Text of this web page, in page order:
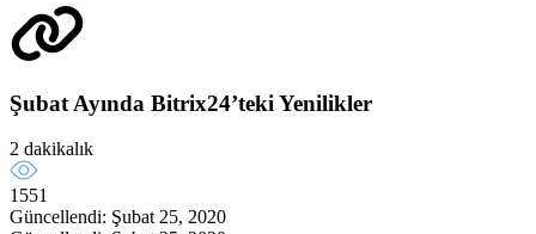
Şubat Ayında Bitrix24’teki Yenilikler
2 dakikalık
1551
Güncellendi: Şubat 25, 2020